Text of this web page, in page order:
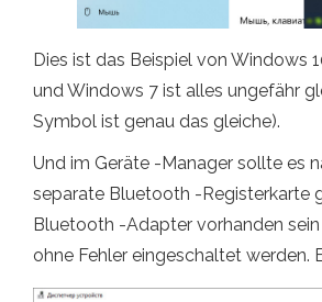
Dies ist das Beispiel von Windows
und Windows 7 ist alles ungefähr
Symbol ist genau das gleiche).
Und im Geräte -Manager sollte es
separate Bluetooth -Registerkarte
Bluetooth -Adapter vorhanden
ohne Fehler eingeschaltet werden.